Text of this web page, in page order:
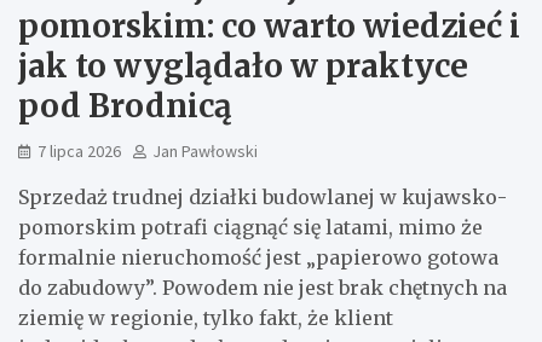
pomorskim: co warto wiedzieć i
jak to wyglądało w praktyce
pod Brodnicą
7 lipca 2026 Jan Pawłowski
Sprzedaż trudnej działki budowlanej w kujawsko-
pomorskim potrafi ciągnąć się latami, mimo że
formalnie nieruchomość jest „papierowo gotowa
do zabudowy”. Powodem nie jest brak chętnych na
ziemię w regionie, tylko fakt, że klient